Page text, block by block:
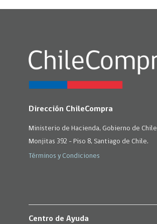
Dirección ChileCompra
Ministerio de Hacienda, Gobierno de Chile
Monjitas 392 - Piso 8, Santiago de Chile.
Términos y Condiciones
Centro de Ayuda